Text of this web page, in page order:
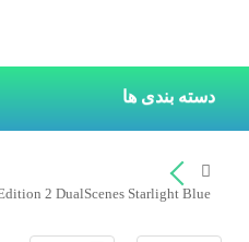
دسته بندی ها
2 DualScenes Starlight Blue